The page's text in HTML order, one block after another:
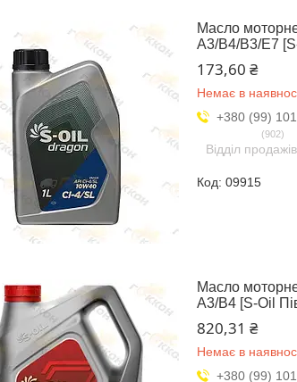
Масло
A3/B4/B3/E7
173,60 ₴
Немає в
+380 (99)
902
Відділ
09915
Масло
A3/B4 [S-Oil
820,31 ₴
Немає в
+380 (99)